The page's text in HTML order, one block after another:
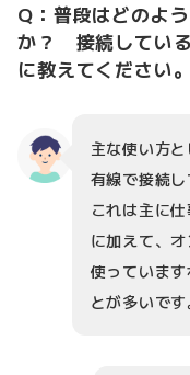
Q：普段はどのよ
か？ 接続してい
に教えてください。
主な使い方
有線で接続し
これは主に
に加えて、
使っていま
とが多いです